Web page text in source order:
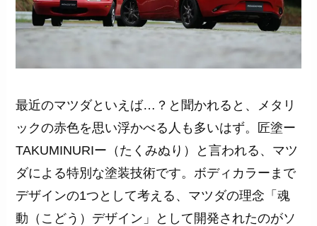
最近のマツダといえば…？と聞かれると、メタリ
ックの赤色を思い浮かべる人も多いはず。匠塗ー
TAKUMINURIー（たくみぬり）と言われる、マツ
ダによる特別な塗装技術です。ボディカラーまで
デザインの1つとして考える、マツダの理念「魂
動（こどう）デザイン」として開発されたのがソ